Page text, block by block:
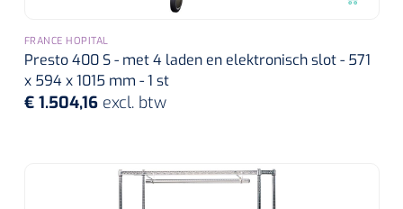
FRANCE HOPITAL
Presto 400 S - met 4 laden en elektronisch slot - 571
x 594 x 1015 mm - 1 st
€ 1.504,16 excl. btw